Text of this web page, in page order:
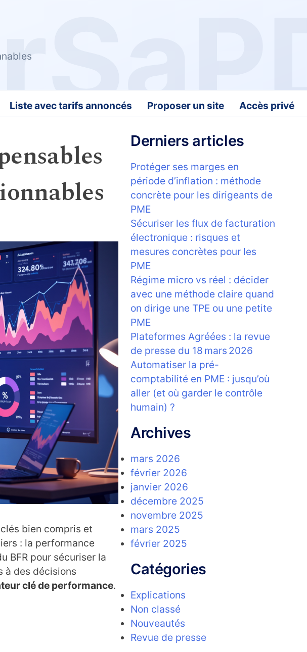
Liste avec tarifs annoncés Proposer un site Accès privé
bien compris et
: la performance
BFR pour sécuriser la
à des décisions
clé de performance.
Derniers articles
Protéger ses marges en
période d’inflation : méthode
concrète pour les dirigeants de
PME
Sécuriser les flux de facturation
électronique : risques et
mesures concrètes pour les
PME
Régime micro vs réel : décider
avec une méthode claire quand
on dirige une TPE ou une petite
PME
Plateformes Agréées : la revue
de presse du 18 mars 2026
Automatiser la pré-
comptabilité en PME : jusqu’où
aller (et où garder le contrôle
humain) ?
Archives
mars 2026
février 2026
janvier 2026
décembre 2025
novembre 2025
mars 2025
février 2025
Catégories
Explications
Non classé
Nouveautés
Revue de presse